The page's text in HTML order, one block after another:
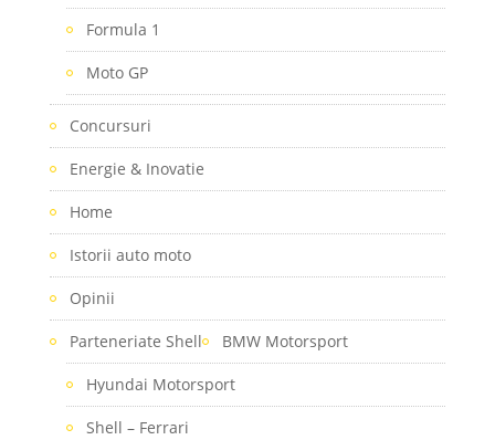
Formula 1
Moto GP
Concursuri
Energie & Inovatie
Home
Istorii auto moto
Opinii
Parteneriate Shell BMW Motorsport
Hyundai Motorsport
Shell – Ferrari